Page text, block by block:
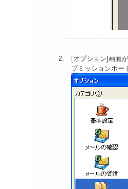
[オプション]画面
ブミッションポー